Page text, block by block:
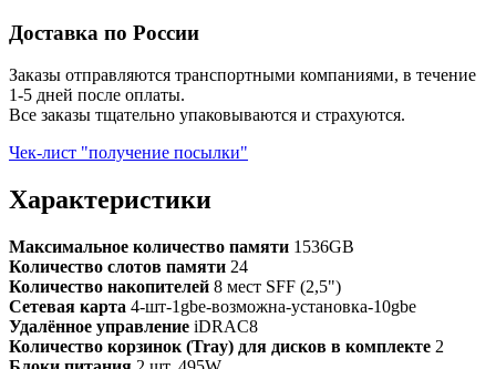
Доставка по России
Заказы отправляются транспортными компаниями, в течение
1-5 дней после оплаты.
Все заказы тщательно упаковываются и страхуются.
Чек-лист "получение посылки"
Характеристики
Максимальное количество памяти 1536GB
Количество слотов памяти 24
Количество накопителей 8 мест SFF (2,5")
Сетевая карта 4-шт-1gbe-возможна-установка-10gbe
Удалённое управление iDRAC8
Количество корзинок (Tray) для дисков в комплекте 2